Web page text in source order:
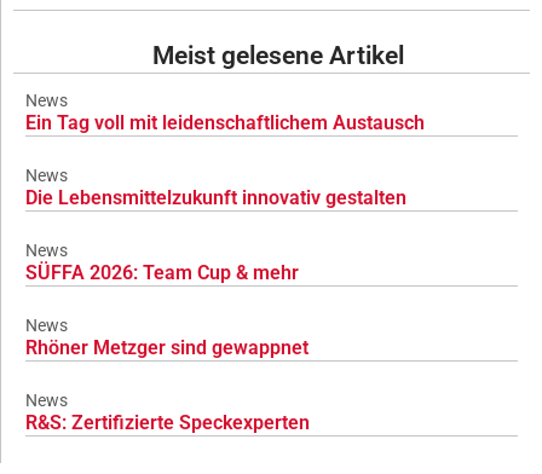
Meist gelesene Artikel
News
Ein Tag voll mit leidenschaftlichem Austausch
News
Die Lebensmittelzukunft innovativ gestalten
News
SÜFFA 2026: Team Cup & mehr
News
Rhöner Metzger sind gewappnet
News
R&S: Zertifizierte Speckexperten